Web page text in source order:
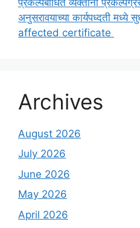
अनुसरावयाच्या कार्यपध्दती मध्ये
affected certificate
Archives
August 2026
July 2026
June 2026
May 2026
April 2026